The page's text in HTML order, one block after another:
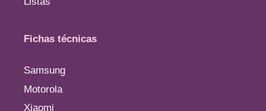
Fichas técnicas
Samsung
Motorola
Xiaomi